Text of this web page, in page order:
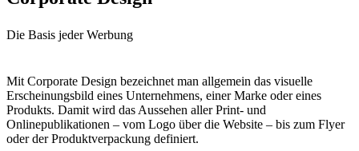
Die Basis jeder Werbung
Mit Corporate Design bezeichnet man allgemein das visuelle
Erscheinungsbild eines Unternehmens, einer Marke oder eines
Produkts. Damit wird das Aussehen aller Print- und
Onlinepublikationen – vom Logo über die Website – bis zum Flyer
oder der Produktverpackung definiert.